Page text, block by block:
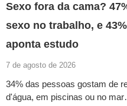
Sexo fora da cama?
sexo no trabalho, e
aponta estudo
7 de agosto de 2026
34% das pessoas gostam de
d'água, em piscinas ou no